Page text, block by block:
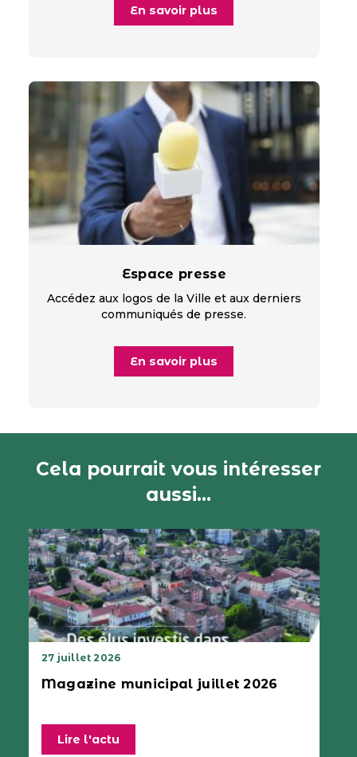
En savoir plus
Espace presse
Accédez aux logos de la Ville et aux derniers
communiqués de presse.
En savoir plus
Cela pourrait vous intéresser
aussi...
27 juillet 2026
Magazine municipal juillet 2026
Lire l'actu